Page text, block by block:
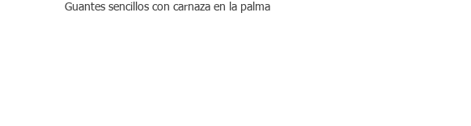
Guantes sencillos con carnaza en la palma